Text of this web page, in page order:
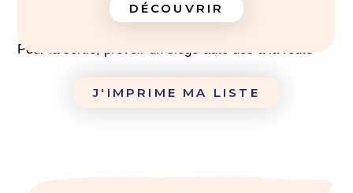
DÉCOUVRIR
Pour la sortie, prévoir un siège-auto dos à la route
J'IMPRIME MA LISTE